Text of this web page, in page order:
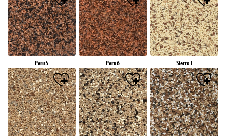
Peru5 Peru6 Sierra1